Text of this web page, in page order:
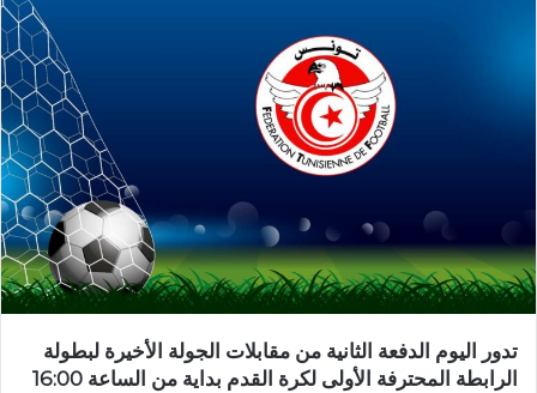
تدور اليوم الدفعة الثانية من مقابلات الجولة الأخيرة لبطولة
الرابطة المحترفة الأولى لكرة القدم بداية من الساعة 16:00